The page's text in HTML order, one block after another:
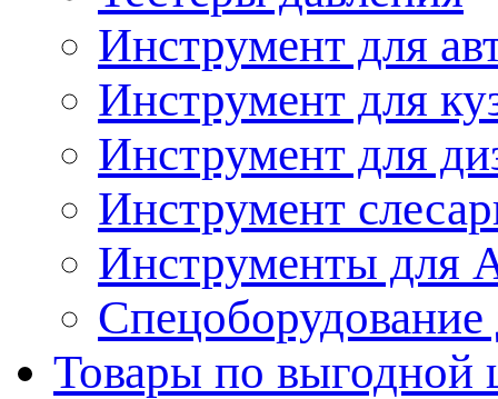
Инструмент для
Инструмент для
Инструмент для
Инструмент
Инструменты
Спецоборудование
Товары по выгодной